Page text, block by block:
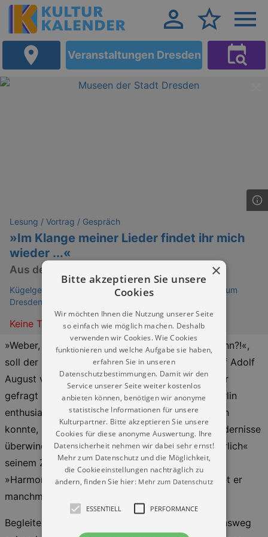
Veranstaltungen Dresden
Lesung / Vortrag / Gespräch
»Im Klange meiner Lieder findet ihr mich
wieder ...«
Aus dem Leben von Carl Maria von Weber
Kügelgenhaus - Museum der Dresdner Romantik (Museum
Dresden)
Keine Termine
»Weber, sind Sie denn wirklich ein berühmter Mann?!«,
soll der Intendant des Dresdner Hoftheaters Wolf Adolf
August von Lüttichau seinen Kapellmeister Weber
gefragt haben, als er erkannte, dass dieser in Berlin
enthusiastisch gefeiert wird. Bis es dazu kommen
konnte, musste Weber in seinem Leben viele Hindernisse
überwinden. Folgte er in dieser Zeit stets »beharrlich«
seinem Ziel – wie er es in den Statuten des
»Harmonischen Vereins« formulierte – oder geriet er
manchmal auch auf Abwege?
Begleiten wir den Komponisten auf seinem Lebensweg
×
Bitte akzeptieren Sie unsere
Cookies
Wir möchten Ihnen die Nutzung unserer Seite
so einfach wie möglich machen. Deshalb
verwenden wir Cookies. Wie Cookies
funktionieren und welche Aufgabe sie haben,
erfahren Sie in unseren
Datenschutzbestimmungen. Damit wir den
Service unserer Seite weiter kostenlos
anbieten können, benötigen wir anonyme
statistische Informationen für unsere
Kulturpartner. Bitte akzeptieren Sie unsere
Cookies für diese anonyme Auswertung. Ihre
Datensicherheit nehmen wir dabei sehr ernst!
Mehr zum Datenschutz und die Möglichkeit,
die Cookieeinstellungen nachträglich zu
ändern, finden Sie hier: Mehr zum Datenschutz
ESSENTIELL PERFORMANCE